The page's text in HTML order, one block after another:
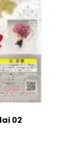
02